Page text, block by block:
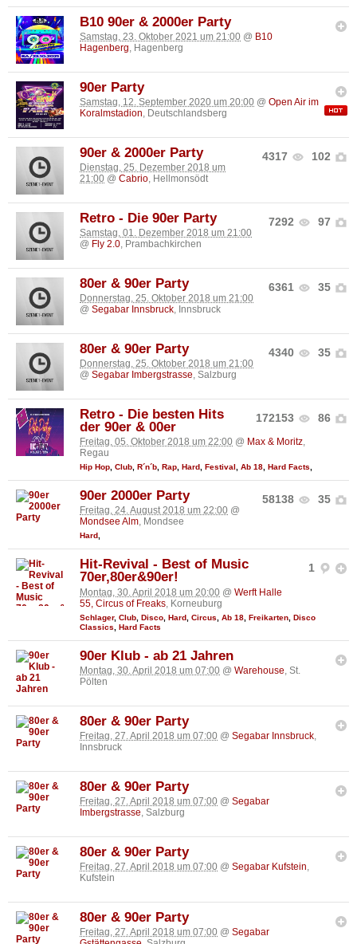
B10 90er & 2000er Party
Samstag, 23. Oktober 2021 um 21:00 @ B10
Hagenberg, Hagenberg
90er Party
Samstag, 12. September 2020 um 20:00 @ Open Air im
Koralmstadion, Deutschlandsberg
4317 102
90er & 2000er Party
Dienstag, 25. Dezember 2018 um
21:00 @ Cabrio, Hellmonsödt
7292 97
Retro - Die 90er Party
Samstag, 01. Dezember 2018 um 21:00
@ Fly 2.0, Prambachkirchen
6361 35
80er & 90er Party
Donnerstag, 25. Oktober 2018 um 21:00
@ Segabar Innsbruck, Innsbruck
4340 35
80er & 90er Party
Donnerstag, 25. Oktober 2018 um 21:00
@ Segabar Imbergstrasse, Salzburg
172153 86
Retro - Die besten Hits
der 90er & 00er
Freitag, 05. Oktober 2018 um 22:00 @ Max & Moritz,
Regau
Hip Hop Club R´n´b Rap Hard Festival Ab 18 Hard Facts
58138 35
90er 2000er Party
Freitag, 24. August 2018 um 22:00 @
Mondsee Alm, Mondsee
Hard,
1
Hit-Revival - Best of Music
70er,80er&90er!
Montag, 30. April 2018 um 20:00 @ Werft Halle
55, Circus of Freaks , Korneuburg
Schlager, Club Disco Hard Circus Ab 18 Freikarten Disco
Classics
Hard Facts
90er Klub - ab 21 Jahren
Montag, 30. April 2018 um 07:00 @ Warehouse, St.
Pölten
80er & 90er Party
Freitag, 27. April 2018 um 07:00 @ Segabar Innsbruck,
Innsbruck
80er & 90er Party
Freitag, 27. April 2018 um 07:00 @ Segabar
Imbergstrasse, Salzburg
80er & 90er Party
Freitag, 27. April 2018 um 07:00 @ Segabar Kufstein,
Kufstein
80er & 90er Party
Freitag, 27. April 2018 um 07:00 @ Segabar